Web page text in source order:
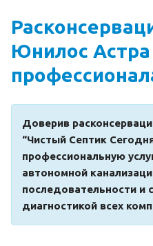
Юнилос Астра
Доверив
“Чистый Септик
профессиональную
автономной
последовательности и
диагностикой всех